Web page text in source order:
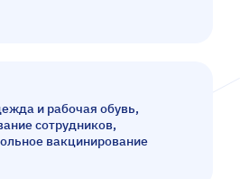
и рабочая обувь,
сотрудников,
вакцинирование